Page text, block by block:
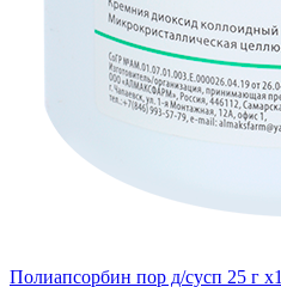
Полиапсорбин пор д/сусп 25 г x1